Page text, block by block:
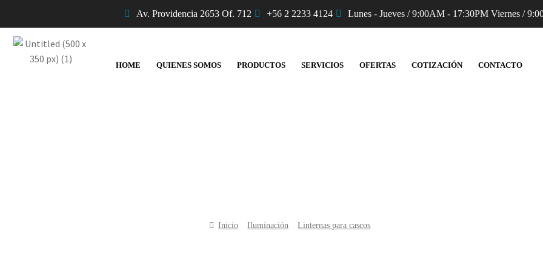
Av. Providencia 2653 Of. 712 +56 2 2233 4124 Lunes - Jueves / 9:00AM - 17:30PM Viernes /
HOME QUIENES SOMOS PRODUCTOS SERVICIOS OFERTAS COTIZACIÓN CONTACTO
Inicio Iluminación Linternas para cascos